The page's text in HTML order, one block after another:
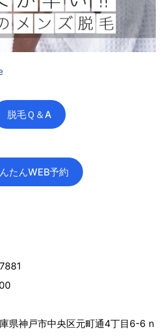
脱毛Ｑ＆A
たんWEB予約
県神戸市中央区元町通4丁目6-6 n